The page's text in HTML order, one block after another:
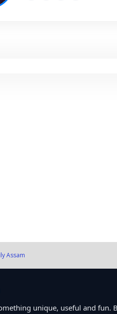
Assam
unique, useful and fun.